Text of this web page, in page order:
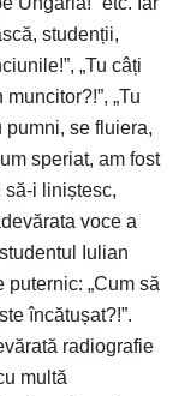
studenții,
„Tu câți
„Tu
pumni, se fluiera,
speriat, am fost
să-i liniștesc,
voce a
Iulian
„Cum să
încătușat?!”.
radiografie
multă